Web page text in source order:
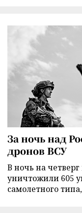
За ночь над
дронов ВСУ
В ночь на
уничтожили 605
самолетного